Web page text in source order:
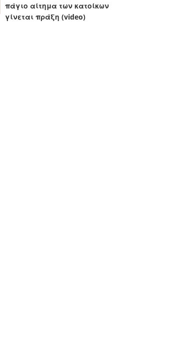
πάγιο αίτημα των κατοίκων
γίνεται πράξη (video)